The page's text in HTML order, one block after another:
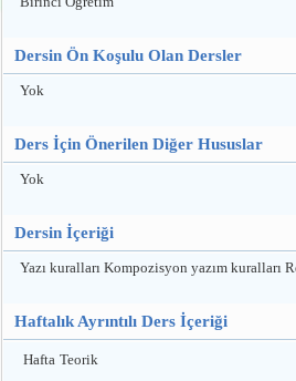
Dersin Ön Koşulu Olan Dersler
Yok
Ders İçin Önerilen Diğer Hususlar
Yok
Dersin İçeriği
Yazı kuralları Kompozisyon yazım kuralları
Haftalık Ayrıntılı Ders İçeriği
Hafta Teorik